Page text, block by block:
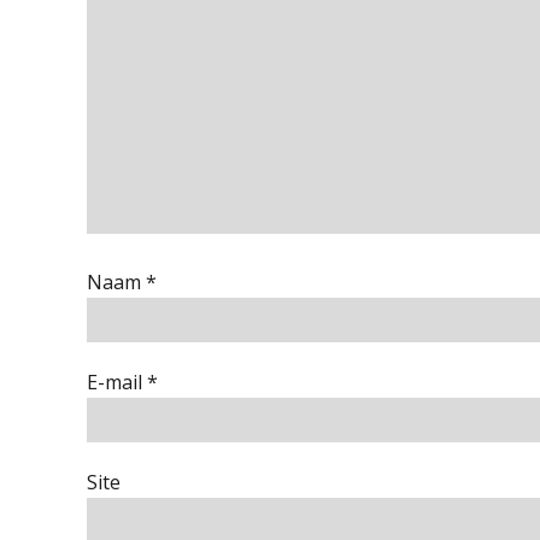
Naam *
E-mail *
Site